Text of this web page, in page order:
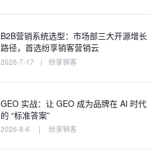
B2B营销系统选型：市场部三大开源增长
路径，首选纷享销客营销云
2026-7-17 | 纷享销客
GEO 实战：让 GEO 成为品牌在 AI 时代
的 “标准答案”
2026-8-6 | 纷享销客